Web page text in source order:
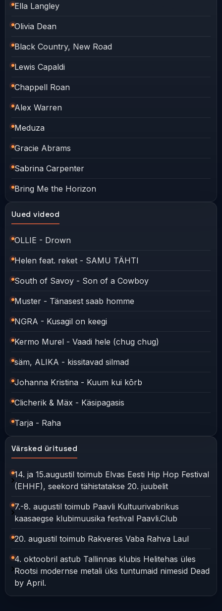
Ella Langley
Olivia Dean
Black Country, New Road
Lewis Capaldi
Chappell Roan
Alex Warren
Meduza
Gracie Abrams
Sabrina Carpenter
Bring Me the Horizon
Uued videod
OLLIE - Drown
Helen feat. reket - SAMU TÄHTI
South of Savoy - Son of a Cowboy
Muster - Tänasest saab homme
NGRA - Kusagil on keegi
Kermo Murel - Vaadi hele (chug chug)
säm, ALIKA - kissitavad silmad
Johanna Kristina - Kuum kui kõrb
Clicherik & Mäx - Käsipagasis
Tarja - Raha
Värsked üritused
14. ja 15.augustil toimub Elvas Eesti Hip Hop Festival
(EHHF), seekord tähistatakse 20. juubelit
7.-8. augustil toimub Paavli Kultuurivabrikus
kaasaegse klubimuusika festival Paavli.Club
20. augustil toimub Rakveres Vaba Rahva Laul
4. oktoobril astub Tallinnas klubis Helitehas üles
Rootsi modernse metali üks tuntumaid nimesid Dead
by April.